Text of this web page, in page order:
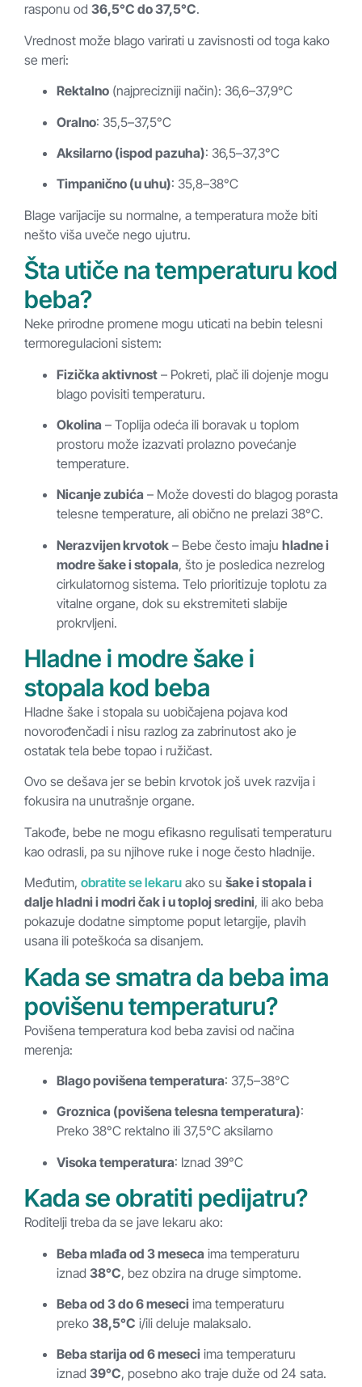
rasponu od 36,5°C do 37,5°C.
Vrednost može blago varirati u zavisnosti od toga kako
se meri:
Rektalno (najprecizniji način): 36,6–37,9°C
Oralno: 35,5–37,5°C
Aksilarno (ispod pazuha): 36,5–37,3°C
Timpanično (u uhu): 35,8–38°C
Blage varijacije su normalne, a temperatura može biti
nešto viša uveče nego ujutru.
Šta utiče na temperaturu kod
beba?
Neke prirodne promene mogu uticati na bebin telesni
termoregulacioni sistem:
Fizička aktivnost – Pokreti, plač ili dojenje mogu
blago povisiti temperaturu.
Okolina – Toplija odeća ili boravak u toplom
prostoru može izazvati prolazno povećanje
temperature.
Nicanje zubića – Može dovesti do blagog porasta
telesne temperature, ali obično ne prelazi 38°C.
Nerazvijen krvotok – Bebe često imaju hladne i
modre šake i stopala, što je posledica nezrelog
cirkulatornog sistema. Telo prioritizuje toplotu za
vitalne organe, dok su ekstremiteti slabije
prokrvljeni.
Hladne i modre šake i
stopala kod beba
Hladne šake i stopala su uobičajena pojava kod
novorođenčadi i nisu razlog za zabrinutost ako je
ostatak tela bebe topao i ružičast.
Ovo se dešava jer se bebin krvotok još uvek razvija i
fokusira na unutrašnje organe.
Takođe, bebe ne mogu efikasno regulisati temperaturu
kao odrasli, pa su njihove ruke i noge često hladnije.
Međutim, obratite se lekaru ako su šake i stopala i
dalje hladni i modri čak i u toploj sredini, ili ako beba
pokazuje dodatne simptome poput letargije, plavih
usana ili poteškoća sa disanjem.
Kada se smatra da beba ima
povišenu temperaturu?
Povišena temperatura kod beba zavisi od načina
merenja:
Blago povišena temperatura: 37,5–38°C
Groznica (povišena telesna temperatura):
Preko 38°C rektalno ili 37,5°C aksilarno
Visoka temperatura: Iznad 39°C
Kada se obratiti pedijatru?
Roditelji treba da se jave lekaru ako:
Beba mlađa od 3 meseca ima temperaturu
iznad 38°C, bez obzira na druge simptome.
Beba od 3 do 6 meseci ima temperaturu
preko 38,5°C i/ili deluje malaksalo.
Beba starija od 6 meseci ima temperaturu
iznad 39°C, posebno ako traje duže od 24 sata.